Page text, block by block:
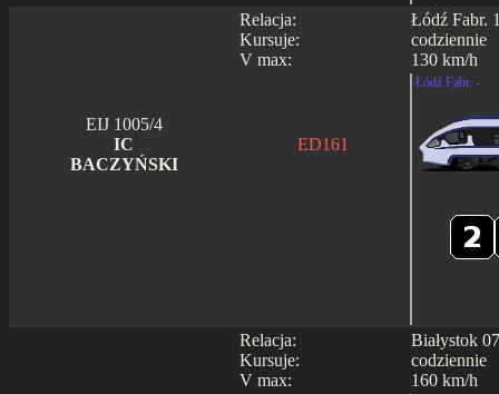
Relacja:
Kursuje:
V max:
Łódź Fabr.
codziennie
130 km/h
EIJ 1005/4
IC
BACZYŃSKI
ED161
Łódź Fabr. -
Relacja:
Kursuje:
V max:
Białystok
codziennie
160 km/h